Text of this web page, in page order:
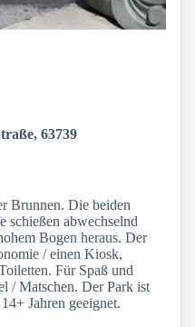
63739
Brunnen. Die beiden
schießen abwechselnd
Bogen heraus. Der
/ einen Kiosk,
Für Spaß und
/ Matschen. Der Park ist
Jahren geeignet.